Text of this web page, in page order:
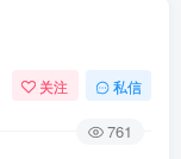
关注 私信
761